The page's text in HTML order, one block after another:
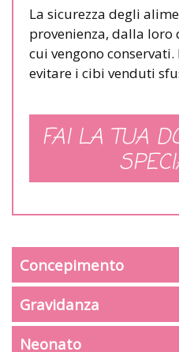
La sicurezza degli
provenienza, dalla
cui vengono
evitare i cibi venduti
FAI LA TUA
Concepimento
Gravidanza
Neonato